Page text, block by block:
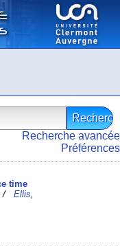
Recherche avancée
Préférences
time
/Ellis